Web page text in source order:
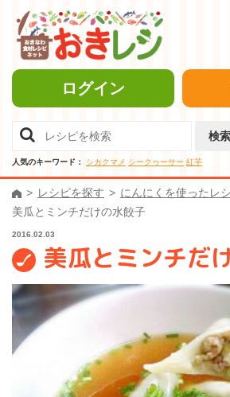
ログイン
検索
人気のキーワード： シカクマメ シークヮーサー 紅芋
レシピを探す
にんにくを使ったレ
美瓜とミンチだけの水餃子
2016.02.03
美瓜とミンチだ